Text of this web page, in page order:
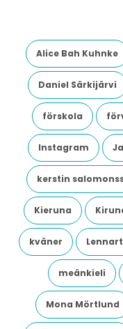
Alice Bah Kuhnke
Daniel Särkijärvi
förskola
Instagram
kerstin
Kieruna
kväner
meänkieli
Mona Mörtlund